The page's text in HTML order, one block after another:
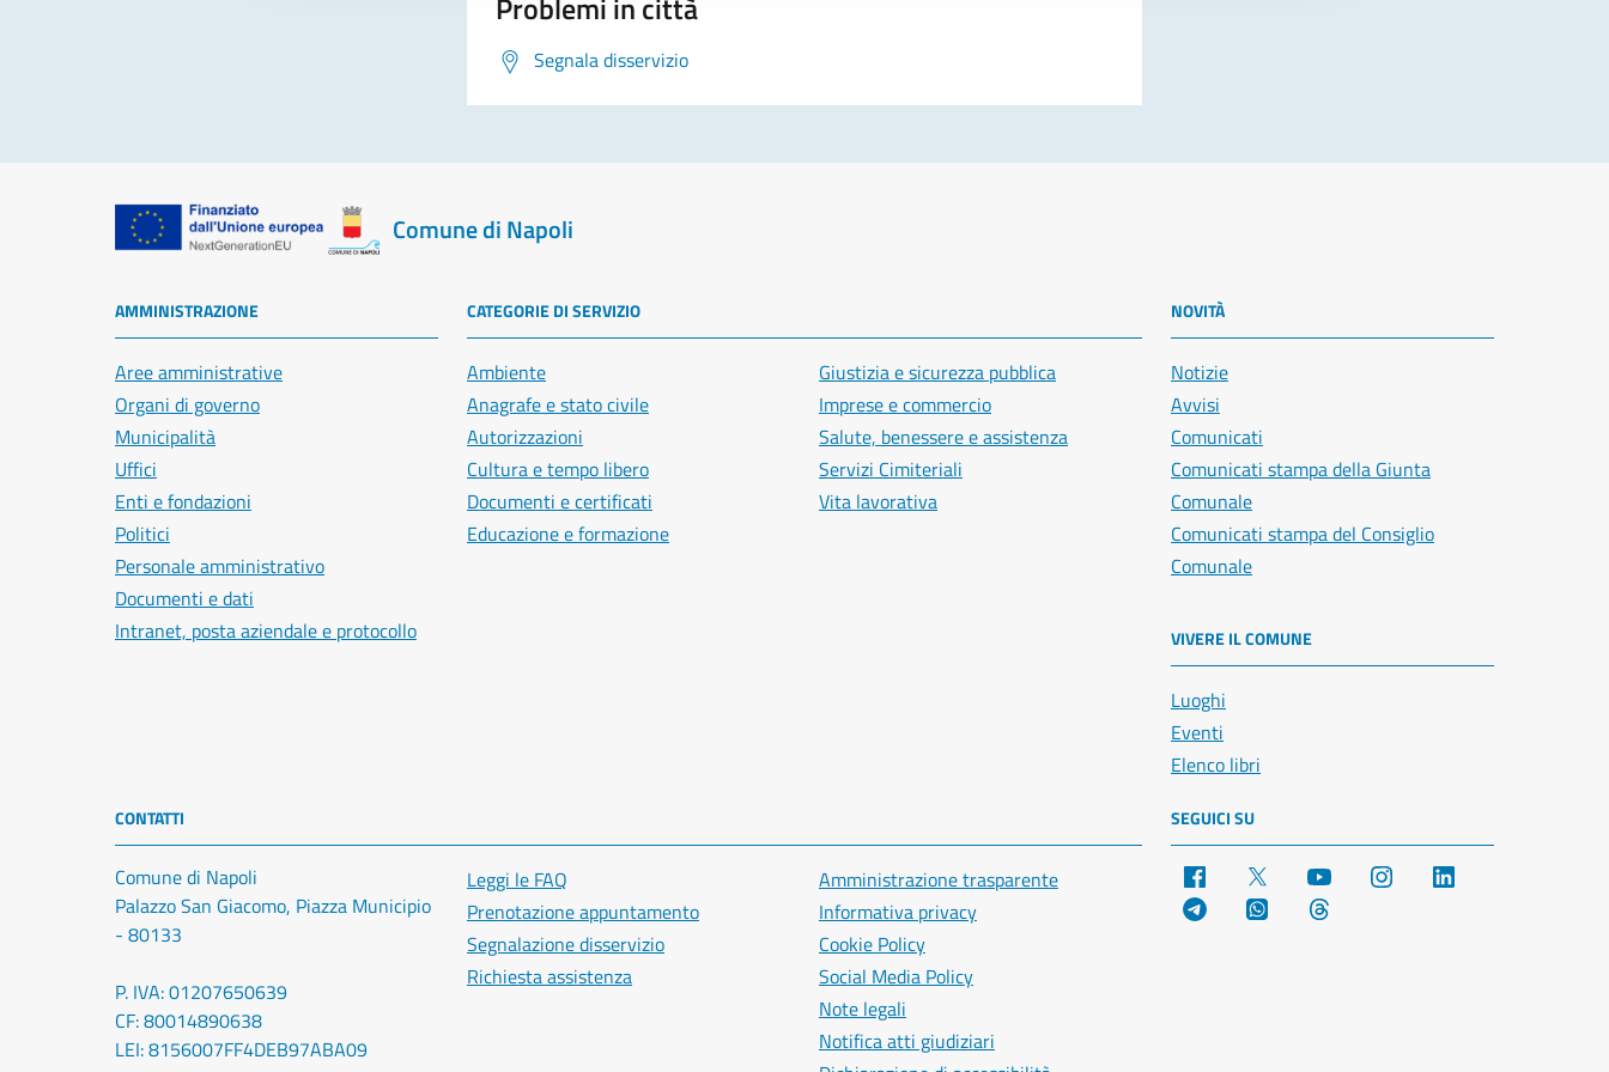
Segnala disservizio
Comune di Napoli
AMMINISTRAZIONE
Aree amministrative
Organi di governo
Municipalità
Uffici
Enti e fondazioni
Politici
Personale amministrativo
Documenti e dati
Intranet, posta aziendale e protocollo
CATEGORIE DI SERVIZIO
Ambiente
Anagrafe e stato civile
Autorizzazioni
Cultura e tempo libero
Documenti e certificati
Educazione e formazione
Giustizia e sicurezza pubblica
Imprese e commercio
Salute, benessere e assistenza
Servizi Cimiteriali
Vita lavorativa
NOVITÀ
Notizie
Avvisi
Comunicati
Comunicati stampa della Giunta
Comunale
Comunicati stampa del Consiglio
Comunale
VIVERE IL COMUNE
Luoghi
Eventi
Elenco libri
CONTATTI
Comune di Napoli
Palazzo San Giacomo, Piazza Municipio
- 80133
P. IVA: 01207650639
CF: 80014890638
LEI: 8156007FF4DEB97ABA09
Leggi le FAQ
Prenotazione appuntamento
Segnalazione disservizio
Richiesta assistenza
Amministrazione trasparente
Informativa privacy
Cookie Policy
Social Media Policy
Note legali
Notifica atti giudiziari
SEGUICI SU
Facebook YouTube Instagram
Telegram WhatsApp